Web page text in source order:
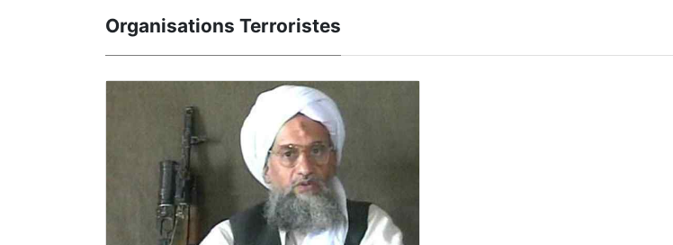
Organisations Terroristes